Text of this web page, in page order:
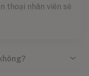
thoại nhân viên sẽ